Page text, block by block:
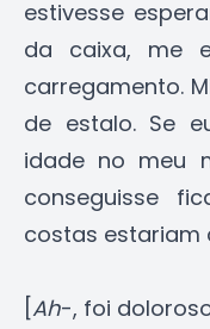
estivesse
da caixa, me
carregamento.
de estalo. Se
idade no meu
conseguisse
costas estariam
[Ah-, foi